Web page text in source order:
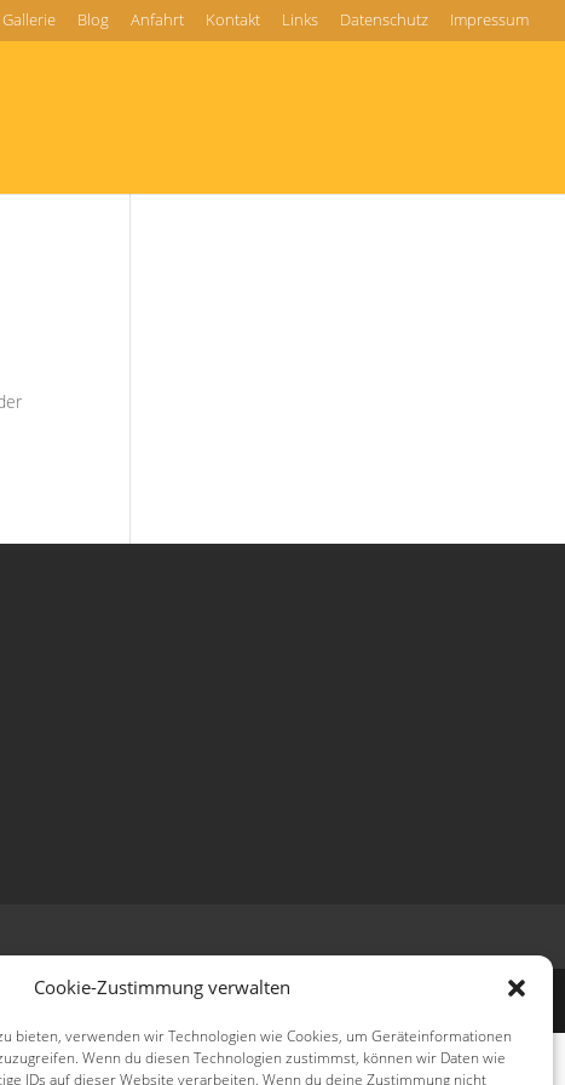
Cookie-Zustimmung verwalten
bieten, verwenden wir Technologien wie Cookies, um Geräteinformationen
Wenn du diesen Technologien zustimmst, können wir Daten wie
IDs auf dieser Website verarbeiten. Wenn du deine Zustimmung nicht
Gallerie Blog Anfahrt Kontakt Links Datenschutz Impressum